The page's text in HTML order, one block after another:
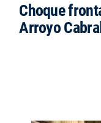
Choque
Arroyo Cabral